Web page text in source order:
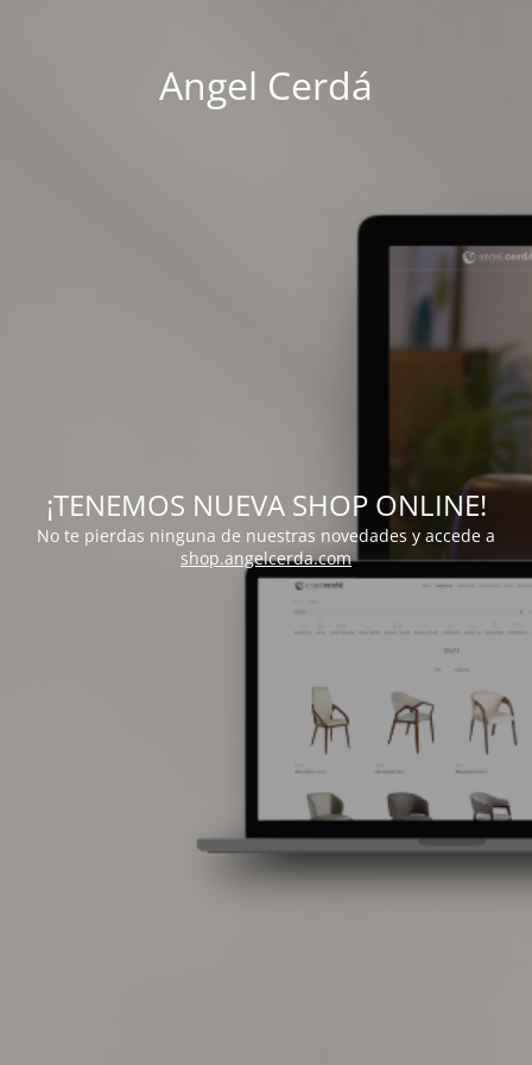
Angel Cerdá
¡TENEMOS NUEVA SHOP ONLINE!
No te pierdas ninguna de nuestras novedades y accede a
shop.angelcerda.com